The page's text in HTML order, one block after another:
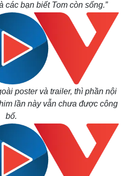
các bạn biết Tom còn sống.”
poster và trailer, thì phần nội
lần này vẫn chưa được công
bố.